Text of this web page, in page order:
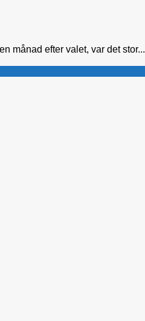
månad efter valet, var det stor...